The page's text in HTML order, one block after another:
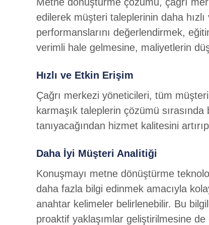
edilerek müşteri taleplerinin daha
performanslarını değerlendirmek,
verimli hale gelmesine, maliyetlerin
Hızlı ve Etkin Erişim
Çağrı merkezi yöneticileri, tüm
karmaşık taleplerin çözümü
tanıyacağından hizmet kalitesini
Daha İyi Müşteri Analitiği
Konuşmayı metne dönüştürme
daha fazla bilgi edinmek amacıyla
anahtar kelimeler belirlenebilir. Bu
proaktif yaklaşımlar geliştirilmesine de